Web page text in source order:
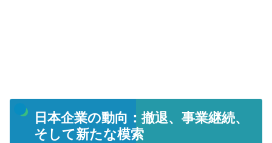
日本企業の動向：撤退、事業継続、
そして新たな模索